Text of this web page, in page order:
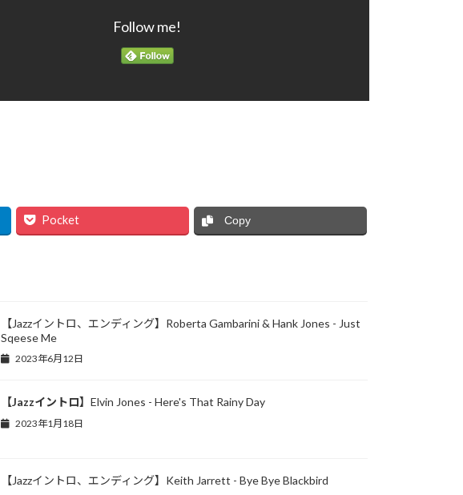
Follow me!
Pocket Copy
【Jazzイントロ、エンディング】Roberta Gambarini & Hank Jones - Just
Sqeese Me
2023年6月12日
【Jazzイントロ】Elvin Jones - Here's That Rainy Day
2023年1月18日
【Jazzイントロ、エンディング】Keith Jarrett - Bye Bye Blackbird